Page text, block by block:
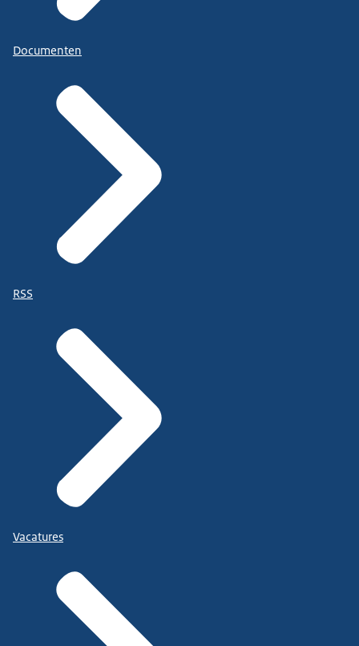
Documenten
RSS
Vacatures